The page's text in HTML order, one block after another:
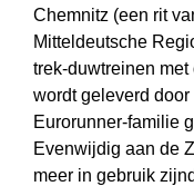
Chemnitz (een rit
Mitteldeutsche
trek-duw­treinen
wordt geleverd
Eurorunner-familie
Evenwijdig aan de
meer in gebruik